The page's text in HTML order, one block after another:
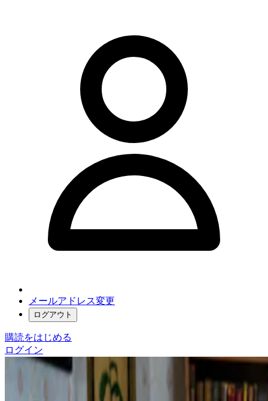
メールアドレス変更
ログアウト
購読をはじめる
ログイン